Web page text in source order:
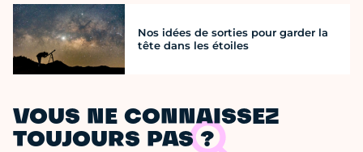
Nos idées de sorties pour garder la
tête dans les étoiles
VOUS NE CONNAISSEZ
TOUJOURS PAS ?